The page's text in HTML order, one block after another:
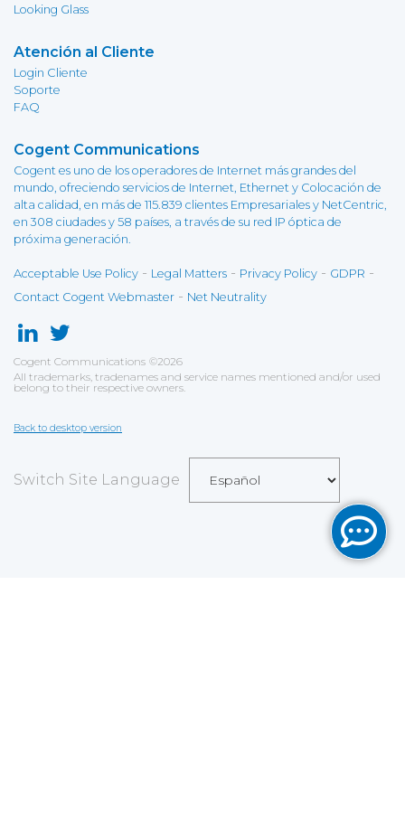
Looking Glass
Atención al Cliente
Login Cliente
Soporte
FAQ
Cogent Communications
Cogent es uno de los operadores de Internet más grandes del
mundo, ofreciendo servicios de Internet, Ethernet y Colocación de
alta calidad, en más de 115.839 clientes Empresariales y NetCentric,
en 308 ciudades y 58 países, a través de su red IP óptica de
próxima generación.
Acceptable Use Policy - Legal Matters - Privacy Policy - GDPR -
Contact Cogent Webmaster - Net Neutrality
Cogent Communications ©2026
All trademarks, tradenames and service names mentioned and/or used
belong to their respective owners.
Back to desktop version
Switch Site Language